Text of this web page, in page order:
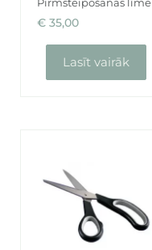
€ 35,00
Lasīt vairāk